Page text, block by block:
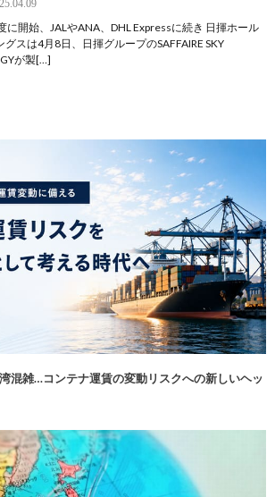
に開始、JALやANA、DHL Expressに続き 日揮ホール
グスは4月8日、日揮グループのSAFFAIRE SKY
が製[…]
混雑…コンテナ運賃の変動リスクへの新しいヘッ